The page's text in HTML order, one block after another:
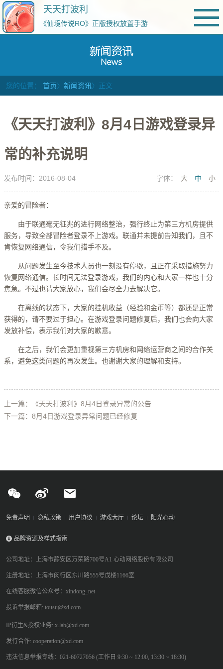
天天打波利
《仙境传说RO》正版授权放置手游
您的位置： 首页〉 新闻资讯 〉正文
《天天打波利》8月4日游戏登录异
常的补充说明
发布时间：2016-08-04 字体： 大 中 小
亲爱的冒险者：
由于联通毫无征兆的进行网络整治，强行终止为第三方机房提供
服务，导致全部冒险者登录不上游戏。联通并未提前告知我们，且不
肯恢复网络通信，令我们措手不及。
从问题发生至今技术人员也一刻没有停歇，且正在采取措施努力
恢复网络通信。长时间无法登录游戏，我们的内心和大家一样也十分
焦急。不过也请大家放心，我们会尽全力去解决它。
在离线的状态下，大家的挂机收益（经验和金币等）都还是正常
获得的，请不要过于担心。在游戏登录问题修复后，我们也会向大家
发放补偿，表示我们对大家的歉意。
在之后，我们会更加重视第三方机房和网络运营商之间的合作关
系，避免这类问题的再次发生。也谢谢大家的理解和支持。
上一篇：《天天打波利》8月4日登录异常的公告
下一篇：8月4日游戏登录异常问题已经修复
免责声明 隐私政策 用户协议 游戏大厅 论坛 阳光心动
品牌资源及样式指南
公司地址：上海市静安区万荣路700号A1 心动网络股份有限公司
注册地址：上海市闵行区东川路555号戊楼1166室
在线客服微信公众号：xindong_net
投诉举报邮箱: tousu@xd.com
IP衍生&授权业务: x.lab@xd.com
发行合作: cooperation@xd.com
违法信息举报专线：021-60727056 (工作日 9:30 ~ 12:00, 13:30 ~ 18:30)